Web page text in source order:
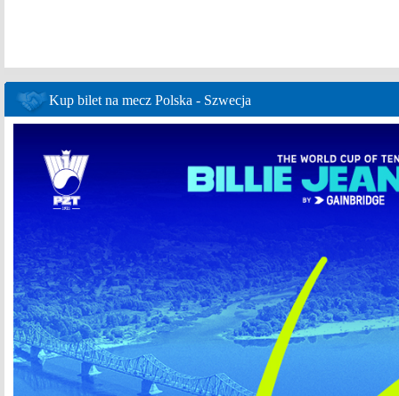
Kup bilet na mecz Polska - Szwecja